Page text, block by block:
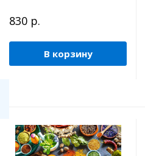
830 р.
В корзину